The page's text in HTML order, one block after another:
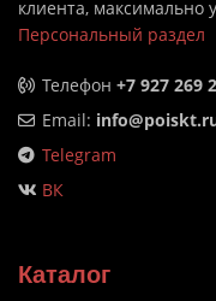
клиента,
Персональный раздел
Телефон +7 927 269
Email:
Telegram
ВК
Каталог